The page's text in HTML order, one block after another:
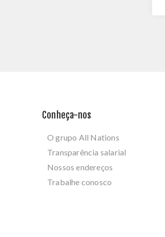
Conheça-nos
O grupo All Nations
Transparência salarial
Nossos endereços
Trabalhe conosco